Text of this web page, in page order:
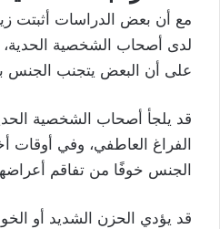
مع أن بعض الدراسات أثبتت
لدى أصحاب الشخصية الحدية،
على أن البعض يتجنب الجنس
قد يلجأ أصحاب الشخصية
الفراغ العاطفي، وفي أوقات
الجنس خوفًا من تفاقم
قد يؤدي الحزن الشديد أو